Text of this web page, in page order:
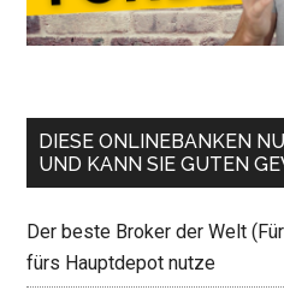
DIESE ONLINEBANKEN
UND KANN SIE GUTEN
Der beste Broker der Welt
fürs Hauptdepot nutze